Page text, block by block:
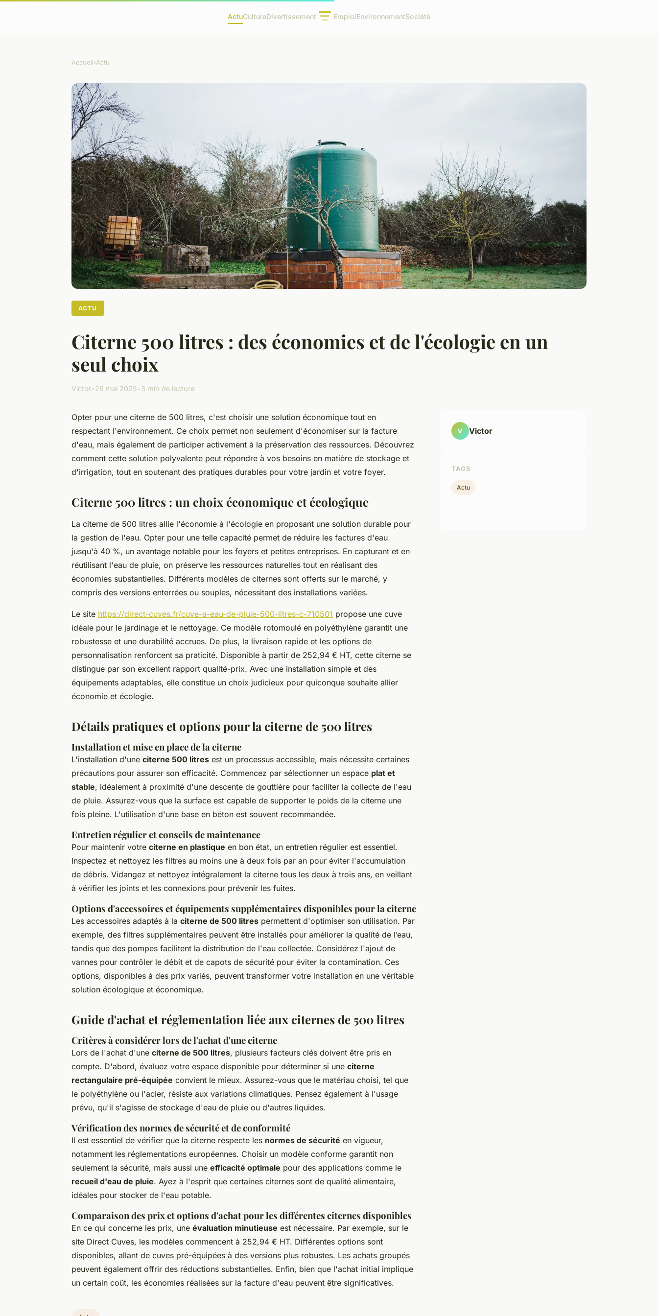
ActuCultureDivertissement EmploiEnvironnementSociété
Accueil›Actu
ACTU
Citerne 500 litres : des économies et de l'écologie en un
seul choix
Victor•26 mai 2025•3 min de lecture
Opter pour une citerne de 500 litres, c'est choisir une solution économique tout en
respectant l'environnement. Ce choix permet non seulement d'économiser sur la facture
d'eau, mais également de participer activement à la préservation des ressources. Découvrez
comment cette solution polyvalente peut répondre à vos besoins en matière de stockage et
d'irrigation, tout en soutenant des pratiques durables pour votre jardin et votre foyer.
Citerne 500 litres : un choix économique et écologique
La citerne de 500 litres allie l'économie à l'écologie en proposant une solution durable pour
la gestion de l'eau. Opter pour une telle capacité permet de réduire les factures d'eau
jusqu'à 40 %, un avantage notable pour les foyers et petites entreprises. En capturant et en
réutilisant l'eau de pluie, on préserve les ressources naturelles tout en réalisant des
économies substantielles. Différents modèles de citernes sont offerts sur le marché, y
compris des versions enterrées ou souples, nécessitant des installations variées.
Le site https://direct-cuves.fr/cuve-a-eau-de-pluie-500-litres-c-710501 propose une cuve
idéale pour le jardinage et le nettoyage. Ce modèle rotomoulé en polyéthylène garantit une
robustesse et une durabilité accrues. De plus, la livraison rapide et les options de
personnalisation renforcent sa praticité. Disponible à partir de 252,94 € HT, cette citerne se
distingue par son excellent rapport qualité-prix. Avec une installation simple et des
équipements adaptables, elle constitue un choix judicieux pour quiconque souhaite allier
économie et écologie.
Détails pratiques et options pour la citerne de 500 litres
Installation et mise en place de la citerne
L'installation d'une citerne 500 litres est un processus accessible, mais nécessite certaines
précautions pour assurer son efficacité. Commencez par sélectionner un espace plat et
stable, idéalement à proximité d'une descente de gouttière pour faciliter la collecte de l'eau
de pluie. Assurez-vous que la surface est capable de supporter le poids de la citerne une
fois pleine. L'utilisation d'une base en béton est souvent recommandée.
Entretien régulier et conseils de maintenance
Pour maintenir votre citerne en plastique en bon état, un entretien régulier est essentiel.
Inspectez et nettoyez les filtres au moins une à deux fois par an pour éviter l'accumulation
de débris. Vidangez et nettoyez intégralement la citerne tous les deux à trois ans, en veillant
à vérifier les joints et les connexions pour prévenir les fuites.
Options d'accessoires et équipements supplémentaires disponibles pour la citerne
Les accessoires adaptés à la citerne de 500 litres permettent d'optimiser son utilisation. Par
exemple, des filtres supplémentaires peuvent être installés pour améliorer la qualité de l’eau,
tandis que des pompes facilitent la distribution de l'eau collectée. Considérez l'ajout de
vannes pour contrôler le débit et de capots de sécurité pour éviter la contamination. Ces
options, disponibles à des prix variés, peuvent transformer votre installation en une véritable
solution écologique et économique.
Guide d'achat et réglementation liée aux citernes de 500 litres
Critères à considérer lors de l'achat d'une citerne
Lors de l'achat d'une citerne de 500 litres, plusieurs facteurs clés doivent être pris en
compte. D'abord, évaluez votre espace disponible pour déterminer si une citerne
rectangulaire pré-équipée convient le mieux. Assurez-vous que le matériau choisi, tel que
le polyéthylène ou l'acier, résiste aux variations climatiques. Pensez également à l'usage
prévu, qu'il s'agisse de stockage d'eau de pluie ou d'autres liquides.
Vérification des normes de sécurité et de conformité
Il est essentiel de vérifier que la citerne respecte les normes de sécurité en vigueur,
notamment les réglementations européennes. Choisir un modèle conforme garantit non
seulement la sécurité, mais aussi une efficacité optimale pour des applications comme le
recueil d'eau de pluie. Ayez à l'esprit que certaines citernes sont de qualité alimentaire,
idéales pour stocker de l'eau potable.
Comparaison des prix et options d'achat pour les différentes citernes disponibles
En ce qui concerne les prix, une évaluation minutieuse est nécessaire. Par exemple, sur le
site Direct Cuves, les modèles commencent à 252,94 € HT. Différentes options sont
disponibles, allant de cuves pré-équipées à des versions plus robustes. Les achats groupés
peuvent également offrir des réductions substantielles. Enfin, bien que l'achat initial implique
un certain coût, les économies réalisées sur la facture d'eau peuvent être significatives.
V Victor
TAGS
Actu